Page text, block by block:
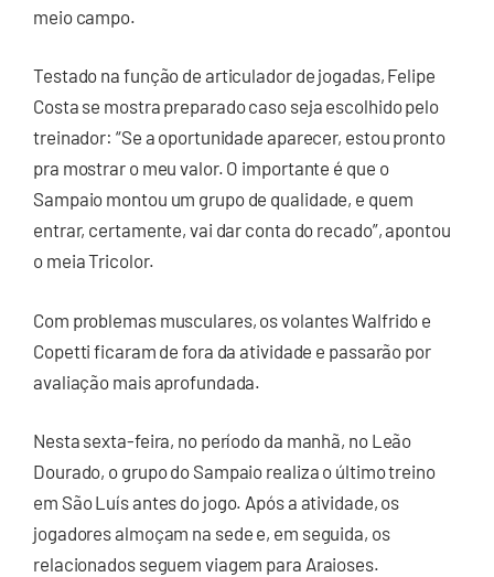
meio campo.
Testado na função de articulador de jogadas, Felipe
Costa se mostra preparado caso seja escolhido pelo
treinador: “Se a oportunidade aparecer, estou pronto
pra mostrar o meu valor. O importante é que o
Sampaio montou um grupo de qualidade, e quem
entrar, certamente, vai dar conta do recado”, apontou
o meia Tricolor.
Com problemas musculares, os volantes Walfrido e
Copetti ficaram de fora da atividade e passarão por
avaliação mais aprofundada.
Nesta sexta-feira, no período da manhã, no Leão
Dourado, o grupo do Sampaio realiza o último treino
em São Luís antes do jogo. Após a atividade, os
jogadores almoçam na sede e, em seguida, os
relacionados seguem viagem para Araioses.